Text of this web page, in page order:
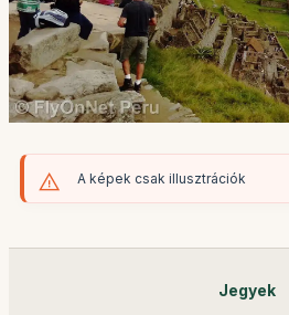
A képek csak illusztrációk
Jegyek